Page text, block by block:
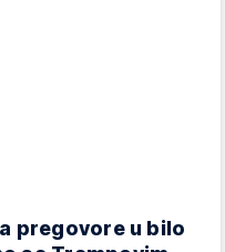
pregovore u bilo